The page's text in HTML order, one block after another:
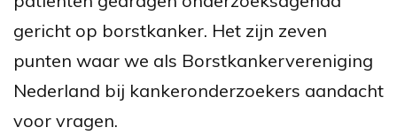
gericht op borstkanker. Het zijn zeven
punten waar we als Borstkankervereniging
Nederland bij kankeronderzoekers aandacht
voor vragen.